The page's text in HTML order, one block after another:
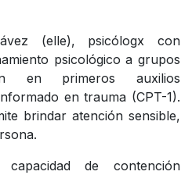
(elle), psicólogx con
psicológico a grupos
en primeros auxilios
en trauma (CPT-1).
brindar atención sensible,
de contención